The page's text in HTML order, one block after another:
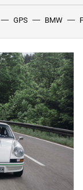
GPS BMW